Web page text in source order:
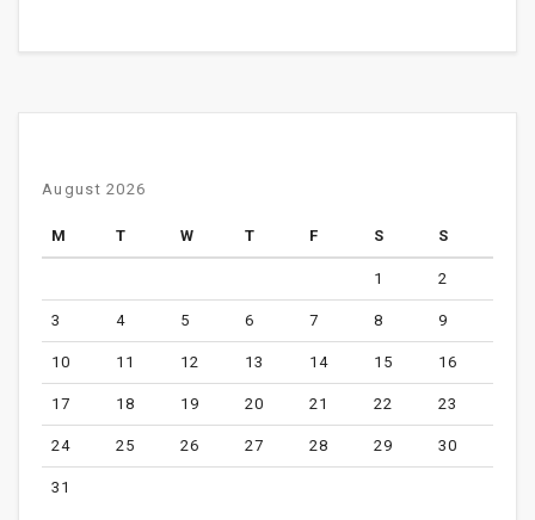
August 2026
M T W T F S S
1 2
3 4 5 6 7 8 9
10 11 12 13 14 15 16
17 18 19 20 21 22 23
24 25 26 27 28 29 30
31